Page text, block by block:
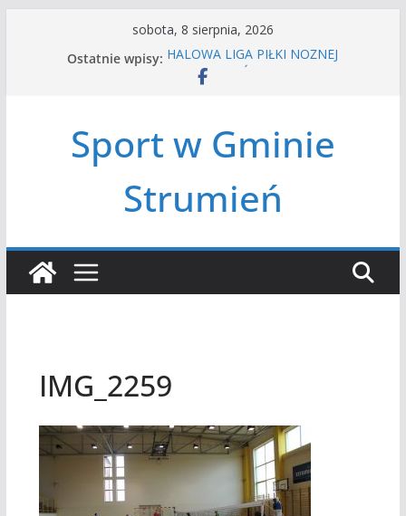
sobota, 8 sierpnia, 2026
Ostatnie wpisy: HALOWA LIGA PIŁKI NOŻNEJ
LATO W MIEŚCIE’2026
Czwórbój lekkoatletyczny
Sport w Gminie
Strumień
IMG_2259